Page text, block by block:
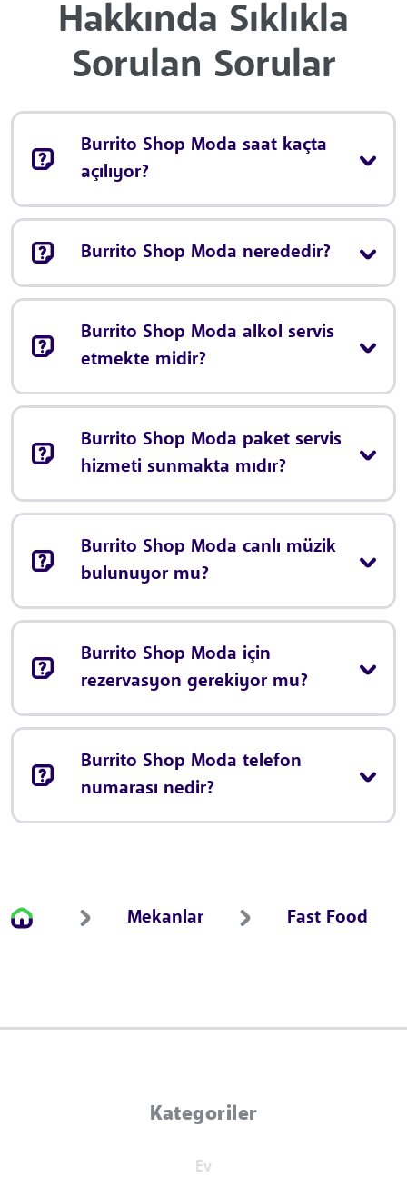
Hakkında Sıklıkla
Sorulan Sorular
Burrito Shop Moda saat kaçta
açılıyor?
Burrito Shop Moda nerededir?
Burrito Shop Moda alkol servis
etmekte midir?
Burrito Shop Moda paket servis
hizmeti sunmakta mıdır?
Burrito Shop Moda canlı müzik
bulunuyor mu?
Burrito Shop Moda için
rezervasyon gerekiyor mu?
Burrito Shop Moda telefon
numarası nedir?
Mekanlar Fast Food
Kategoriler
Ev